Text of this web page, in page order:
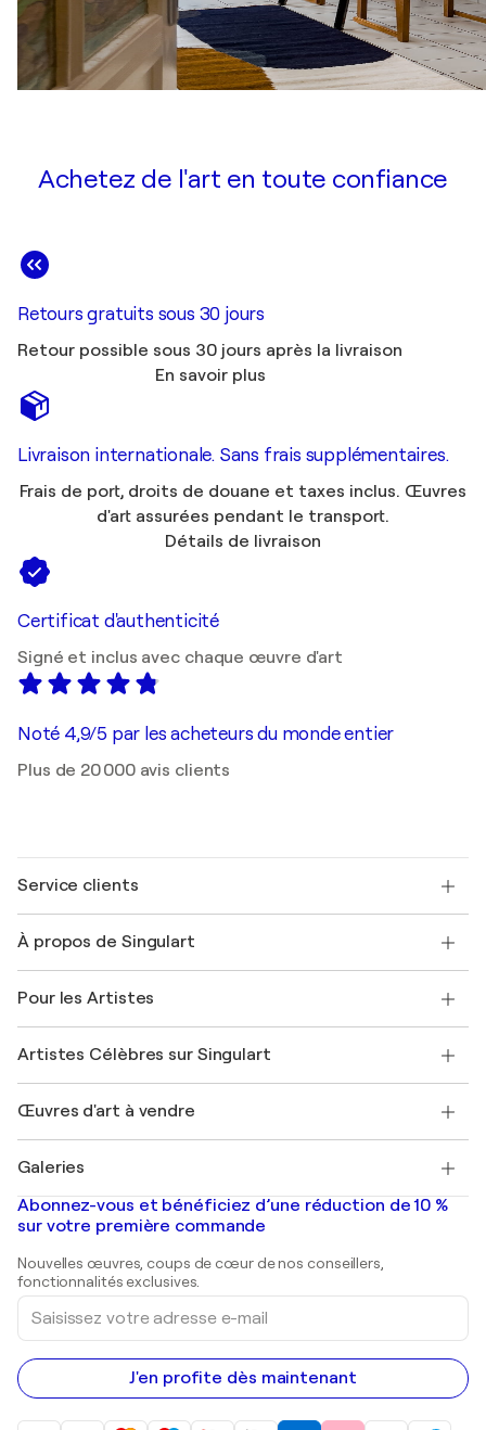
Achetez de l'art en toute confiance
Retours gratuits sous 30 jours
Retour possible sous 30 jours après la livraison
En savoir plus
Livraison internationale. Sans frais supplémentaires.
Frais de port, droits de douane et taxes inclus. Œuvres
d'art assurées pendant le transport.
Détails de livraison
Certificat d'authenticité
Signé et inclus avec chaque œuvre d'art
Noté 4,9/5 par les acheteurs du monde entier
Plus de 20 000 avis clients
Service clients
Expédition
Offrir une carte cadeau
Rejoignez notre programme commercial
Mon compte
+33 1 76 44 06 42
À propos de Singulart
FAQ
Magazine Singulart
Emplois
Découvrez une sélection d'art original
Pour les Artistes
Se connecter en tant qu'Artiste
Artistes Célèbres sur Singulart
Marc Chagall
Banksy
Mr. Brainwash
Shepard Fairey
Œuvres d'art à vendre
Tableaux abstraits à vendre
Peintures de paysage
Estampes
Peintures acryliques
Galeries
Galeries d'art en France
Galeries d'art en Belgique
Abonnez-vous et bénéficiez d’une réduction de 10 %
sur votre première commande
Nouvelles œuvres, coups de cœur de nos conseillers,
fonctionnalités exclusives.
Saisissez
votre
adresse
e-
mail
J'en profite dès maintenant